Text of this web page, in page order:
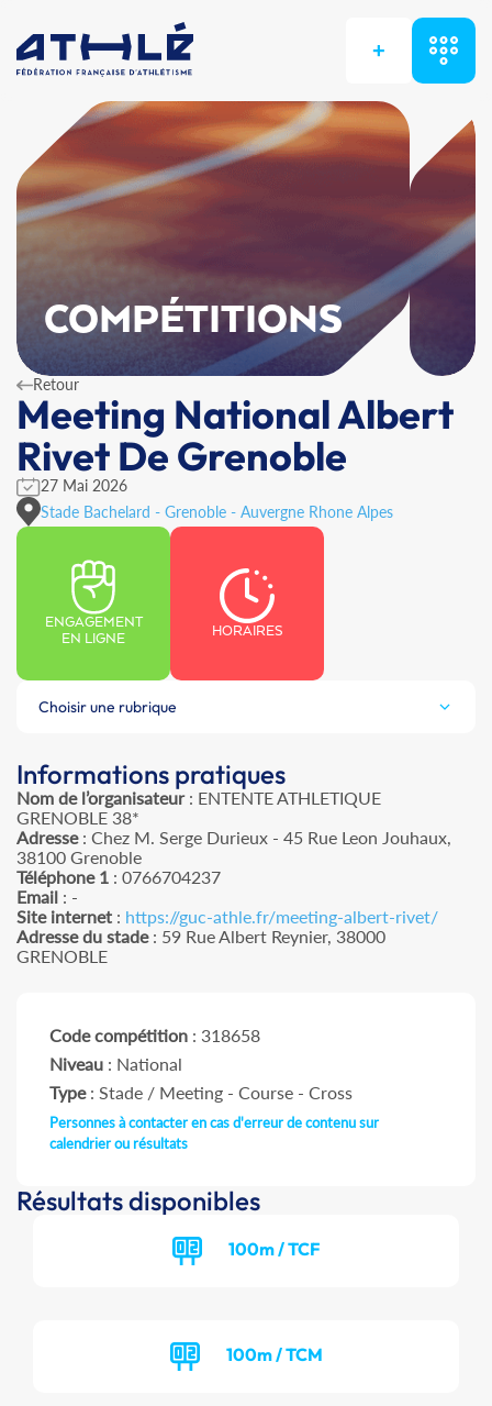
+
COMPÉTITIONS
Retour
Meeting National Albert
Rivet De Grenoble
27 Mai 2026
Stade Bachelard - Grenoble - Auvergne Rhone Alpes
ENGAGEMENT
EN LIGNE
HORAIRES
Choisir une rubrique
Informations pratiques
Nom de l’organisateur: ENTENTE ATHLETIQUE
GRENOBLE 38*
Adresse: Chez M. Serge Durieux - 45 Rue Leon Jouhaux,
38100 Grenoble
Téléphone 1 : 0766704237
Email : -
Site internet : https://guc-athle.fr/meeting-albert-rivet/
Adresse du stade: 59 Rue Albert Reynier, 38000
GRENOBLE
Code compétition : 318658
Niveau : National
Type: Stade / Meeting - Course - Cross
Personnes à contacter en cas d'erreur de contenu sur
calendrier ou résultats
Résultats disponibles
100m / TCF
100m / TCM